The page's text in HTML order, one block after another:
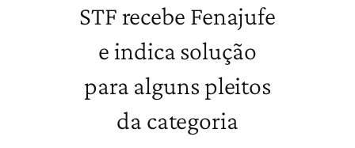
STF recebe Fenajufe
e indica solução
para alguns pleitos
da categoria